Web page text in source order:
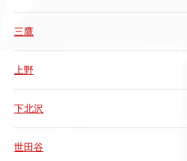
三鷹
上野
下北沢
世田谷